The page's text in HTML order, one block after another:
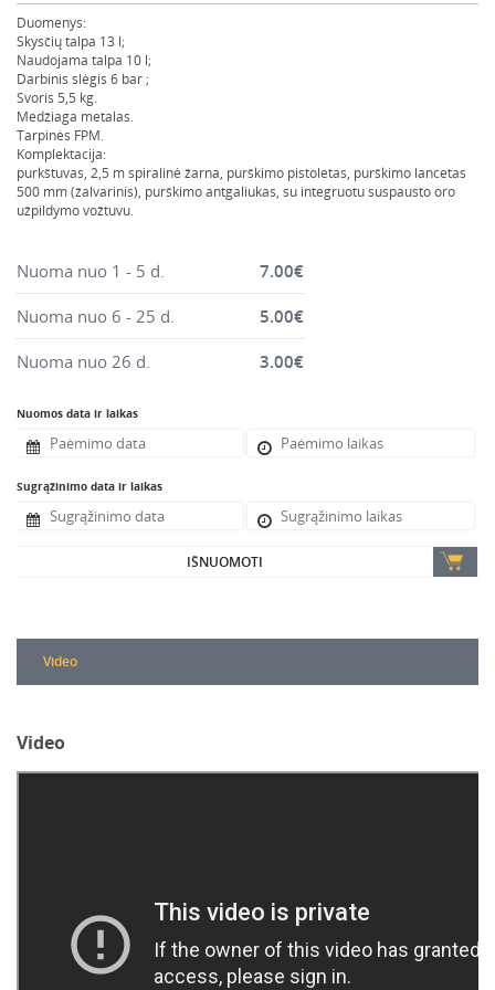
Montavimo instrumentai
Pneumatika
Pastoliai, bokšteliai, stelažai, tvoros, statramščiai,
perdangos
Plytelių, blokelių, polistirolo pjovimo įrankiai
Rankiniai sodo ir buities įrankiai
Santechnikos įrankiai
Sodo ir miško įranga
Suvirinimo įranga
Vandens ir purvo siurbliai
Viniakaliai, kabiakalės, šaudykliai
Duomenys:
Skysčių talpa 13 l;
Naudojama talpa 10 l;
Darbinis slėgis 6 bar ;
Svoris 5,5 kg.
Medžiaga metalas.
Tarpinės FPM.
Komplektacija:
purkštuvas, 2,5 m spiralinė žarna, purškimo pistoletas, purškimo lancetas
500 mm (žalvarinis), purškimo antgaliukas, su integruotu suspausto oro
užpildymo vožtuvu.
Nuoma nuo 1 - 5 d. 7.00€
Nuoma nuo 6 - 25 d. 5.00€
Nuoma nuo 26 d. 3.00€
Nuomos data ir laikas
Sugrąžinimo data ir laikas
IŠNUOMOTI
Video
Video